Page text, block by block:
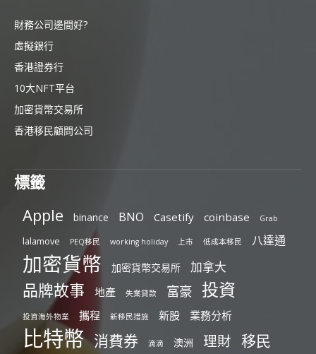
財務公司邊間好?
虛擬銀行
香港證券行
10大NFT平台
加密貨幣交易所
香港移民顧問公司
標籤
Apple binance BNO Casetify coinbase Grab
lalamove PEQ移民 working holiday 上市 低成本移民 八達通
加密貨幣 加密貨幣交易所 加拿大
品牌故事 地產 失業貸款 富豪 投資
投資海外物業 攜程 新移民措施 新股 業務分析
比特幣 消費券 滴滴 澳洲 理財 移民